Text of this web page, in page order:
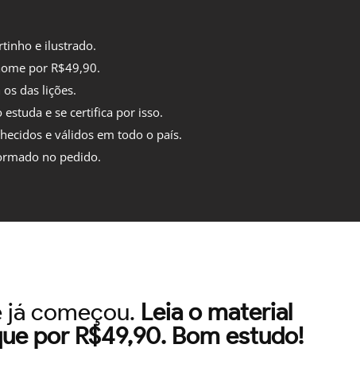
e ilustrado.
por R$49,90.
das lições.
e se certifica por isso.
e válidos em todo o país.
no pedido.
já começou. Leia o material
por R$49,90. Bom estudo!